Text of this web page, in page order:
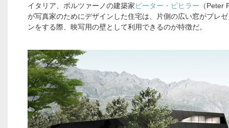
イタリア、ボルツァーノの建築家ピーター・ピヒラー （Peter
が写真家のためにデザインした住宅は、片側の広い窓がプレ
ンをする際、映写用の壁として利用できるのが特徴だ。